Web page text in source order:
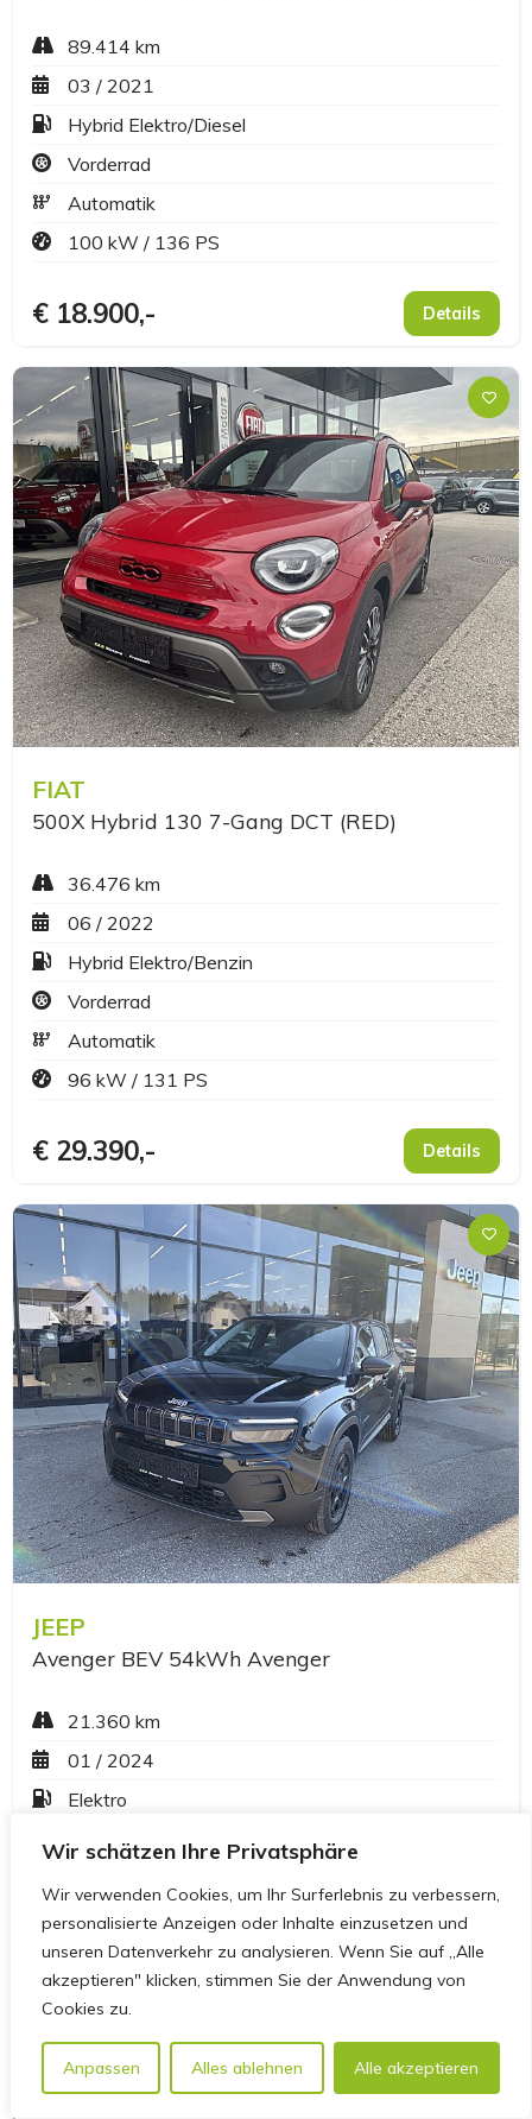
Wir schätzen Ihre Privatsphäre
Wir verwenden Cookies, um Ihr Surferlebnis zu verbessern,
personalisierte Anzeigen oder Inhalte einzusetzen und
unseren Datenverkehr zu analysieren. Wenn Sie auf „Alle
akzeptieren" klicken, stimmen Sie der Anwendung von
Cookies zu.
Anpassen Alles ablehnen Alle akzeptieren